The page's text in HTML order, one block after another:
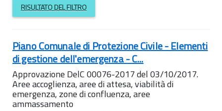
RISULTATO DEL FILTRO
Piano Comunale di Protezione Civile - Elementi
di gestione dell'emergenza - C...
Approvazione DelC 00076-2017 del 03/10/2017.
Aree accoglienza, aree di attesa, viabilità di
emergenza, zone di confluenza, aree
ammassamento